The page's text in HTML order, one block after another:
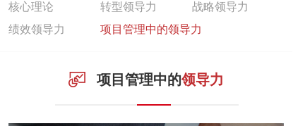
经典案例
核心理论 转型领导力
战略领导力
绩效领导力
项目管理中的领导力
项目管理中的领导力